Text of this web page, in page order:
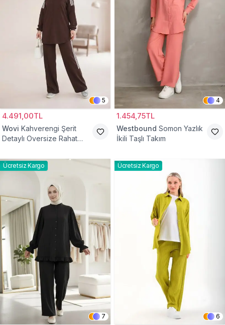
5
4.491,00TL
Wovi Kahverengi Şerit
Detaylı Oversize Rahat
4
1.454,75TL
Westbound Somon Yazlık
İkili Taşlı Takım
Ücretsiz Kargo
7
Ücretsiz Kargo
6